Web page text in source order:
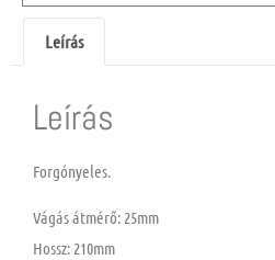
Leírás
Leírás
Forgónyeles.
Vágás átmérő: 25mm
Hossz: 210mm